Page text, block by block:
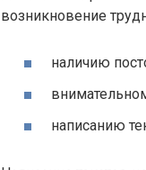
возникновение
наличию
написанию